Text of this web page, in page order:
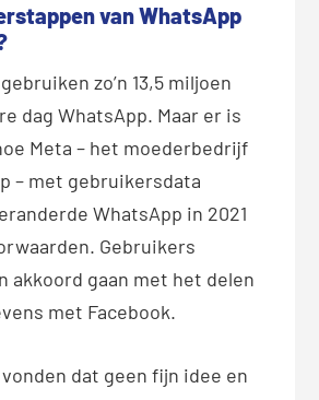
van WhatsApp
zo’n 13,5 miljoen
dag WhatsApp. Maar er is
Meta – het moederbedrijf
– met gebruikersdata
WhatsApp in 2021
Gebruikers
akkoord gaan met het delen
met Facebook.
dat geen fijn idee en